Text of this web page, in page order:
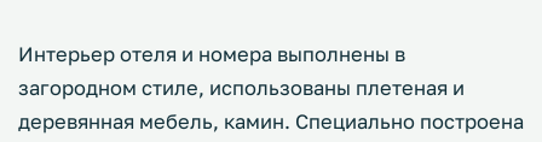
Интерьер отеля и номера выполнены в
загородном стиле, использованы плетеная и
деревянная мебель, камин. Специально построена